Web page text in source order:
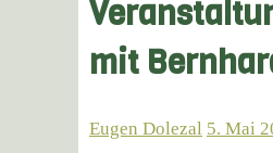
mit
Eugen Dolezal 5. Mai